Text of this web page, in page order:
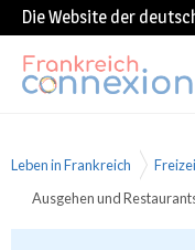
Die Website der
Leben in Frankreich
Ausgehen und